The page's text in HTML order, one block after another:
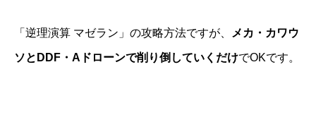
「逆理演算 マゼラン」の攻略方法ですが、 メカ・カワウ
ソとDDF・Aドローンで削り倒していくだけでOKです。